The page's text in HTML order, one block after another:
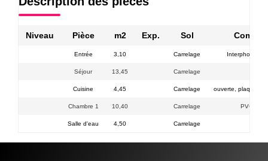
Niveau Pièce m2 Exp. Sol
Entrée 3,10 Carrelage Interphone,
Séjour 13,45 Carrelage
Cuisine 4,45 Carrelage ouverte, plaque
Chambre 1 10,40 Carrelage PVC DV,
Salle d'eau 4,50 Carrelage